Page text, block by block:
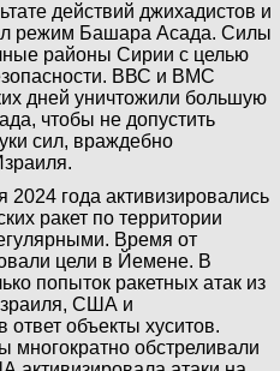
действий джихадистов и
режим Башара Асада. Силы
районы Сирии с целью
ВВС и ВМС
дней уничтожили большую
чтобы не допустить
сил, враждебно
2024 года активизировались
ракет по территории
Время от
цели в Йемене. В
попыток ракетных атак из
США и
ответ объекты хуситов.
многократно обстреливали